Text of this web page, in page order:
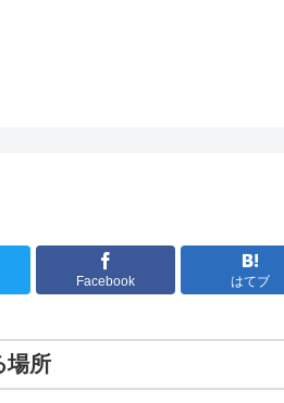
Facebook はてブ
場所